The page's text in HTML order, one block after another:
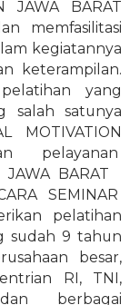
JAWA BARAT
memfasilitasi
kegiatannya
keterampilan.
yang
salah satunya
MOTIVATION
pelayanan
JAWA BARAT
SEMINAR
pelatihan
sudah 9 tahun
besar,
RI, TNI,
berbagai